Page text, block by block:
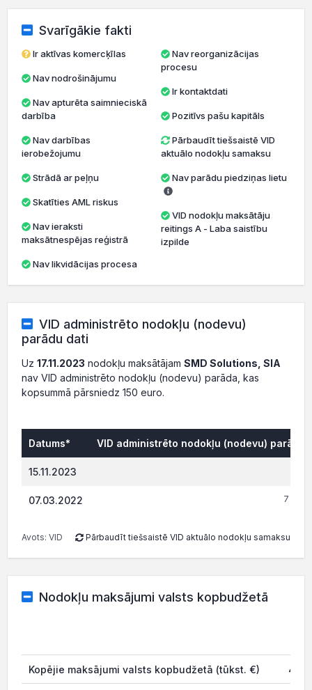
Svarīgākie fakti
Ir aktīvas komercķīlas
Nav nodrošinājumu
darbība
ierobežojumu
Strādā ar peļņu
Skatīties AML riskus
maksātnespējas reģistrā
Nav likvidācijas procesa
Nav reorganizācijas
procesu
Ir kontaktdati
Pozitīvs pašu kapitāls
Pārbaudīt tiešsaistē VID
aktuālo nodokļu samaksu
Nav parādu piedziņas lietu
VID nodokļu maksātāju
reitings A - Laba saistību
izpilde
VID administrēto nodokļu (nodevu)
parādu dati
Uz 17.11.2023 nodokļu maksātājam SMD Solutions, SIA
nav VID administrēto nodokļu (nodevu) parāda, kas
kopsummā pārsniedz 150 euro.
Datums* VID administrēto nodokļu (nodevu) parāds,
15.11.2023
07.03.2022 7
Avots: VID Pārbaudīt tiešsaistē VID aktuālo nodokļu samaksu
Nodokļu maksājumi valsts kopbudžetā
Kopējie maksājumi valsts kopbudžetā (tūkst. €)